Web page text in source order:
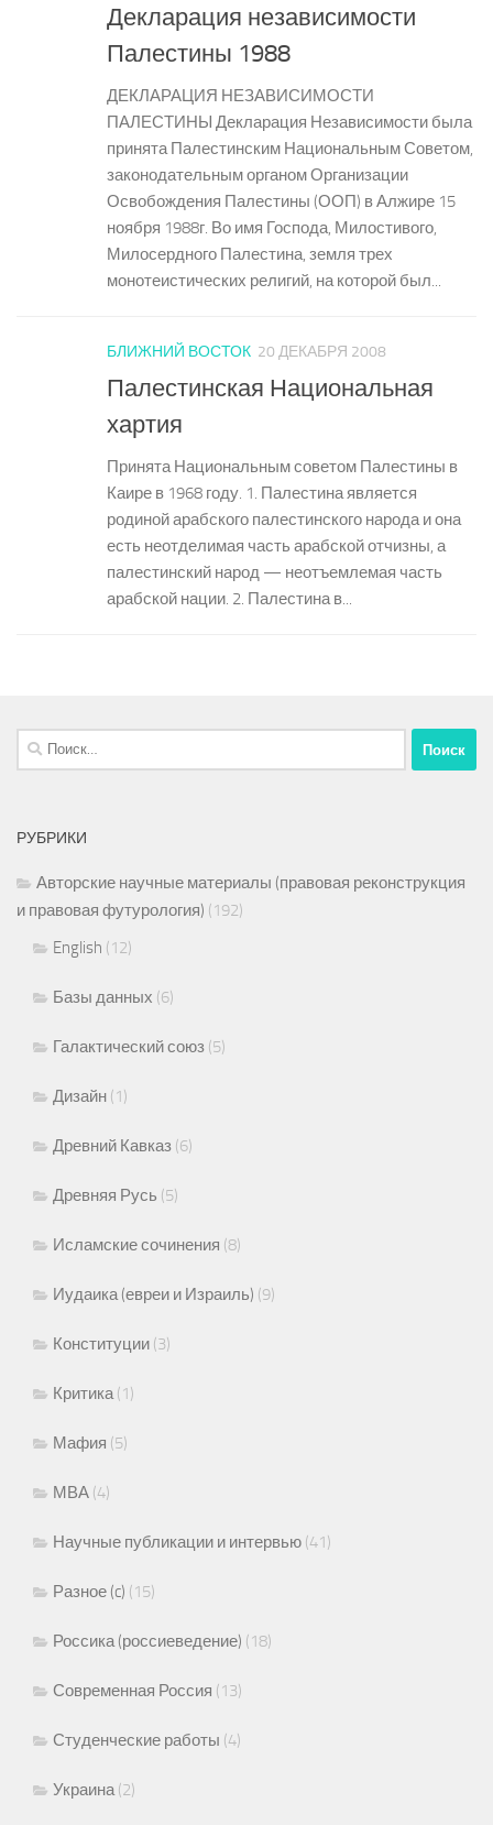
Декларация независимости
Палестины 1988
ДЕКЛАРАЦИЯ НЕЗАВИСИМОСТИ
ПАЛЕСТИНЫ Декларация Независимости была
принята Палестинским Национальным Советом,
законодательным органом Организации
Освобождения Палестины (ООП) в Алжире 15
ноября 1988г. Во имя Господа, Милостивого,
Милосердного Палестина, земля трех
монотеистических религий, на которой был...
БЛИЖНИЙ ВОСТОК 20 ДЕКАБРЯ 2008
Палестинская Национальная
хартия
Принята Национальным советом Палестины в
Каире в 1968 году. 1. Палестина является
родиной арабского палестинского народа и она
есть неотделимая часть арабской отчизны, а
палестинский народ — неотъемлемая часть
арабской нации. 2. Палестина в...
Найти:
РУБРИКИ
Авторские научные материалы (правовая реконструкция
и правовая футурология) (192)
English (12)
Базы данных (6)
Галактический союз (5)
Дизайн (1)
Древний Кавказ (6)
Древняя Русь (5)
Исламские сочинения (8)
Иудаика (евреи и Израиль) (9)
Конституции (3)
Критика(1)
Мафия (5)
МВА (4)
Научные публикации и интервью (41)
Разное (c) (15)
Россика (россиеведение) (18)
Современная Россия (13)
Студенческие работы (4)
Украина(2)